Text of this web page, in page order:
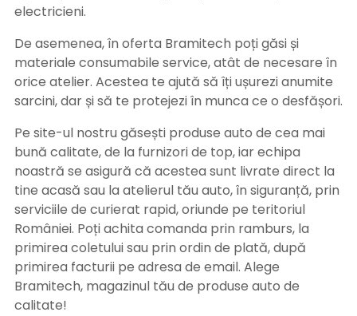
electricieni.
De asemenea, în oferta Bramitech poți găsi și
materiale consumabile service, atât de necesare în
orice atelier. Acestea te ajută să îți ușurezi anumite
sarcini, dar și să te protejezi în munca ce o desfășori.
Pe site-ul nostru găsești produse auto de cea mai
bună calitate, de la furnizori de top, iar echipa
noastră se asigură că acestea sunt livrate direct la
tine acasă sau la atelierul tău auto, în siguranță, prin
serviciile de curierat rapid, oriunde pe teritoriul
României. Poți achita comanda prin ramburs, la
primirea coletului sau prin ordin de plată, după
primirea facturii pe adresa de email. Alege
Bramitech, magazinul tău de produse auto de
calitate!